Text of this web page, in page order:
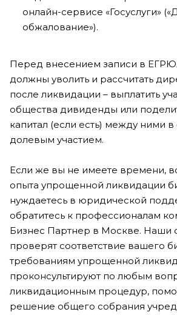
онлайн-сервисе «Госуслуги»
обжалование»).
Перед внесением записи в
должны уволить и рассчитать
после ликвидации – выплатить
общества дивиденды или
капитал (если есть) между ними в
долевым участием.
Если же вы не имеете времени,
опыта упрощенной ликвидации
нуждаетесь в юридической
обратитесь к профессионалам
Бизнес Партнер в Москве. Наши
проверят соответствие вашего
требованиям упрощенной
проконсультируют по любым
ликвидационным процедур,
решение общего собрания